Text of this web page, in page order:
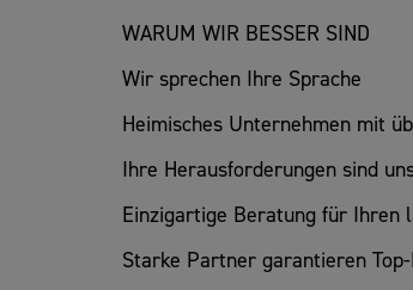
WARUM WIR BESSER SIND
Wir sprechen Ihre Sprache
Heimisches Unternehmen mit
Ihre Herausforderungen sind
Einzigartige Beratung für Ihren
Starke Partner garantieren